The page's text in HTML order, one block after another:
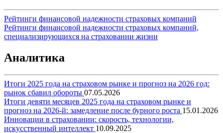
Рейтинги финансовой надежности страховых компаний
Рейтинги финансовой надежности страховых компаний,
специализирующихся на страховании жизни
Аналитика
Итоги 2025 года на страховом рынке и прогноз на 2026 год:
рынок сбавил обороты 07.05.2026
Итоги девяти месяцев 2025 года на страховом рынке и
прогноз на 2026-й: замедление после бурного роста 15.01.2026
Инновации в страховании: скорость, технологии,
искусственный интеллект 10.09.2025